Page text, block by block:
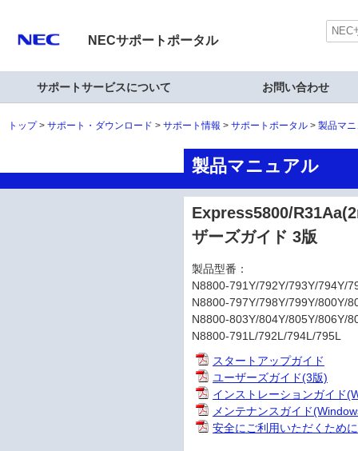
NECサポートポータル
サポートサービスについて お問い合わせ
トップ サポート・ダウンロード サポート情報 サポートポータル 製品マ
製品マニュアル
Express5800/
ザーズガイド 3版
製品型番：
N8800-791Y/792Y/793Y/794Y/
N8800-797Y/798Y/799Y/800Y/
N8800-803Y/804Y/805Y/806Y/
N8800-791L/792L/794L/795L
スタートアップガイド
ユーザーズガイド(3版)
インストレーションガイド
メンテナンスガイド
安全にご利用いただくために